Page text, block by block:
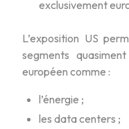
exclusivement
L’exposition US
segments
européen comme :
l’énergie ;
les data centers ;